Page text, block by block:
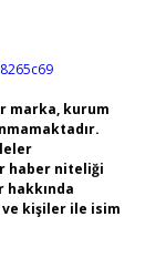
marka, kurum
haber niteliği
hakkında
ve kişiler ile isim